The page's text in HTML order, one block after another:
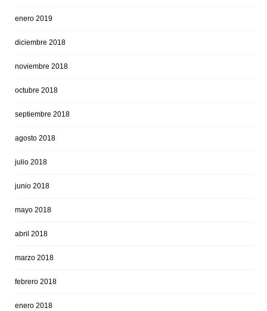
enero 2019
diciembre 2018
noviembre 2018
octubre 2018
septiembre 2018
agosto 2018
julio 2018
junio 2018
mayo 2018
abril 2018
marzo 2018
febrero 2018
enero 2018